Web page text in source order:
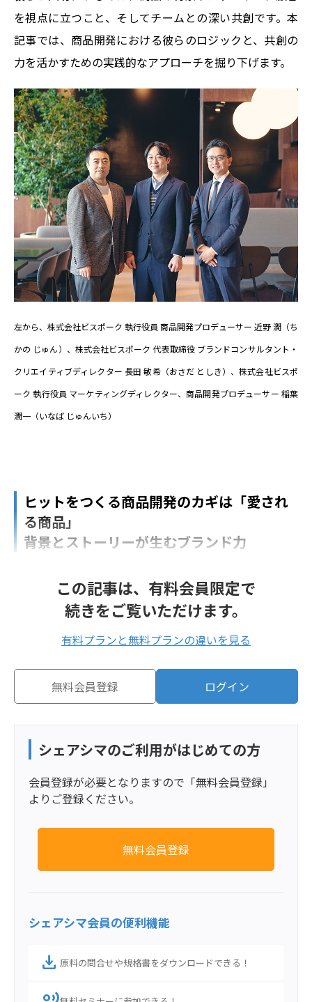
を視点に立つこと、そしてチームとの深い共創です。本
記事では、商品開発における彼らのロジックと、共創の
力を活かすための実践的なアプローチを掘り下げます。
左から、株式会社ビスポーク 執行役員 商品開発プロデューサー 近野 潤（ち
かの じゅん）、株式会社ビスポーク 代表取締役 ブランドコンサルタント・
クリエイティブディレクター 長田 敏希（おさだ としき）、株式会社ビスポ
ーク 執行役員 マーケティングディレクター、商品開発プロデューサー 稲葉
潤一（いなば じゅんいち）
ヒットをつくる商品開発のカギは「愛され
る商品」
背景とストーリーが生むブランド力
この記事は、有料会員限定で
続きをご覧いただけます。
有料プランと無料プランの違いを見る
無料会員登録 ログイン
シェアシマのご利用がはじめての方
会員登録が必要となりますので「無料会員登録」
よりご登録ください。
無料会員登録
シェアシマ会員の便利機能
download 原料の問合せや規格書をダウンロードできる！